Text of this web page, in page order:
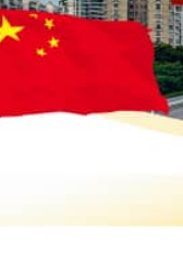
dollars
en 2026,
son expansion
et Asie